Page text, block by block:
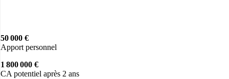
50 000 €
Apport personnel
1 800 000 €
CA potentiel après 2 ans